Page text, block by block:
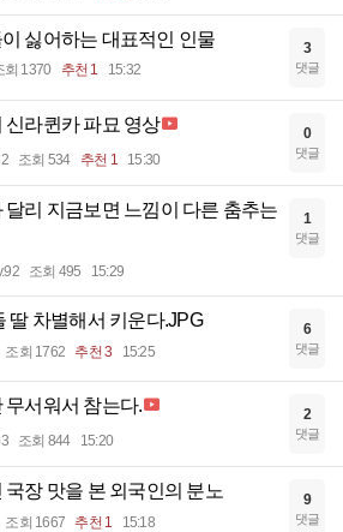
싫어하는 대표적인 인물
회 1370 추천 1 15:32
3
댓글
신라퀸카 파묘 영상
조회 534 추천 1 15:30
0
댓글
달리 지금보면 느낌이 다른 춤추는
조회 495 15:29
1
댓글
딸 차별해서 키운다.JPG
조회 1762 추천 3 15:25
6
댓글
무서워서 참는다.
조회 844 15:20
2
댓글
국장 맛을 본 외국인의 분노
조회 1667 추천 1 15:18
9
댓글